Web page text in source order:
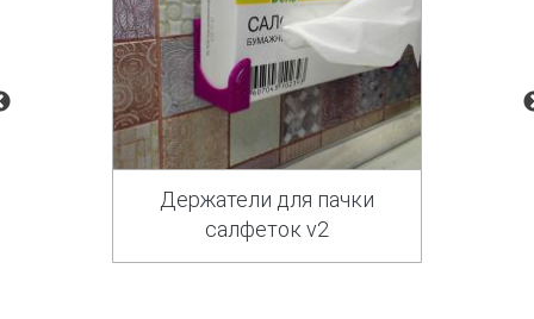
Держатели для пачки
салфеток v2